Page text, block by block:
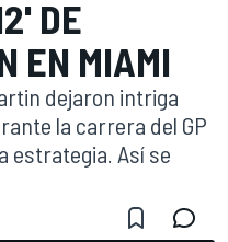
DE
EN MIAMI
dejaron intriga
la carrera del GP
estrategia. Así se